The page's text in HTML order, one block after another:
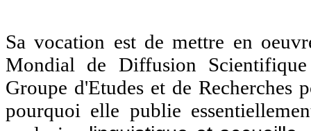
Sa vocation est de mettre en
Mondial de Diffusion
Groupe d'Etudes et de Recherches
pourquoi elle publie